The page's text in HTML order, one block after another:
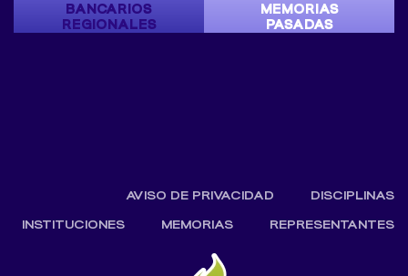
BANCARIOS
REGIONALES
MEMORIAS
PASADAS
AVISO DE PRIVACIDAD
DISCIPLINAS
INSTITUCIONES
MEMORIAS REPRESENTANTES